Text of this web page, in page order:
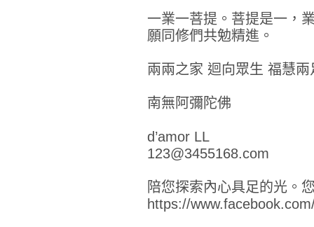
一業一菩提。菩提是一，
願同修們共勉精進。
兩兩之家 迴向眾生 福慧兩
南無阿彌陀佛
d’amor LL
123@3455168.com
陪您探索內心具足的光。
https://